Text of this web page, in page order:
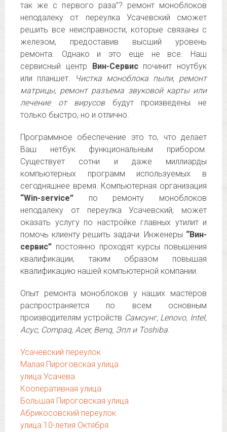
так же с первого раза”? ремонт моноблоков
неподалеку от переулка Усачевский сможет
решить все неисправности, которые связаны с
железом, предоставив высший уровень
ремонта. Однако и это еще не все. Наш
сервисный центр Вин-Сервиспочинит ноутбук
или планшет.
Чистка моноблока пыли, ремонт
матрицы, ремонт разъема звуковой карты или
лечение от вирусовбудут произведены не
только быстро, но и отлично.
Программное обеспечение это то, что делает
Ваш нетбук функциональным прибором.
Существует сотни и даже миллиарды
компьютерных программ используемых в
сегодняшнее время. Компьютерная организация
“Win-service” по ремонту моноблоков
неподалеку от переулка Усачевский, может
оказать услугу по настройке главных утилит и
помочь клиенту решить задачи. Инженеры “Вин-
сервис” постоянно проходят курсы повышения
квалификации, таким образом повышая
квалификацию нашей компьютерной компании.
Опыт ремонта моноблоков у наших мастеров
распространяется по всем основным
производителям устройств Самсунг, Lenovo, Intel,
Асус, Compaq, Acer, Benq, Эпл и Toshiba.
Усачевский переулок
Малая Пироговская улица
улица Усачева
Кооперативная улица
Большая Пироговская улица
Абрикосовский переулок
улица 10-летия Октября